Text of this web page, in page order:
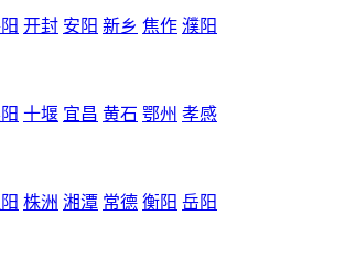
开封 安阳 新乡 焦作 濮阳
十堰 宜昌 黄石 鄂州 孝感
株洲 湘潭 常德 衡阳 岳阳